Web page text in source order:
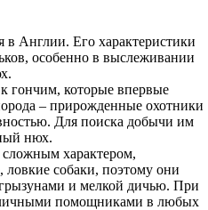
в Англии. Его характеристики
особенно в выслеживании
гончим, которые впервые
– прирожденные охотники
Для поиска добычи им
нюх.
сложным характером,
собаки, поэтому они
грызунами и мелкой дичью. При
помощниками в любых